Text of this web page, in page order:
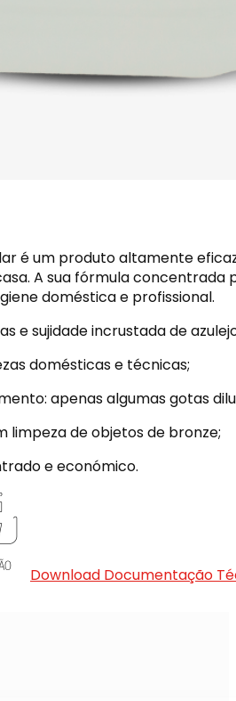
é um produto altamente
A sua fórmula concentrada
doméstica e profissional.
e sujidade incrustada de
domésticas e técnicas;
apenas algumas gotas
limpeza de objetos de bronze;
e económico.
Download Documentação